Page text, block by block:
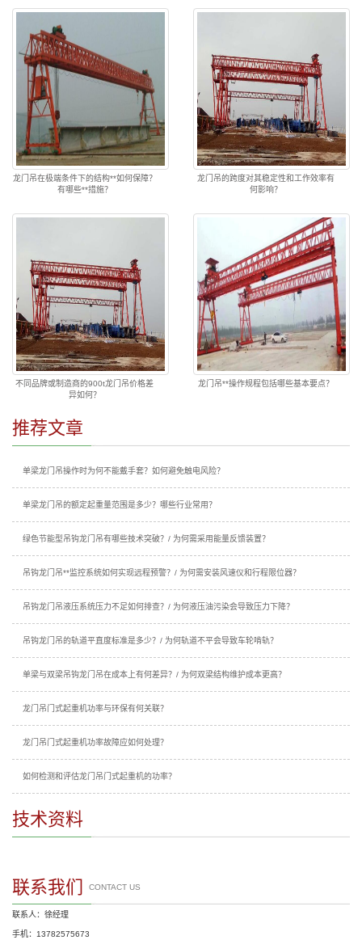
龙门吊在极端条件下的结构**如何保障？
有哪些**措施？
龙门吊的跨度对其稳定性和工作效率有
何影响？
不同品牌或制造商的900t龙门吊价格差
异如何？
龙门吊**操作规程包括哪些基本要点？
推荐文章
单梁龙门吊操作时为何不能戴手套？如何避免触电风险？
单梁龙门吊的额定起重量范围是多少？哪些行业常用？
绿色节能型吊钩龙门吊有哪些技术突破？/ 为何需采用能量反馈装置？
吊钩龙门吊**监控系统如何实现远程预警？/ 为何需安装风速仪和行程限位器？
吊钩龙门吊液压系统压力不足如何排查？/ 为何液压油污染会导致压力下降？
吊钩龙门吊的轨道平直度标准是多少？/ 为何轨道不平会导致车轮啃轨？
单梁与双梁吊钩龙门吊在成本上有何差异？/ 为何双梁结构维护成本更高？
龙门吊门式起重机功率与环保有何关联？
龙门吊门式起重机功率故障应如何处理？
如何检测和评估龙门吊门式起重机的功率？
技术资料
联系我们 CONTACT US
联系人：徐经理
手机：13782575673